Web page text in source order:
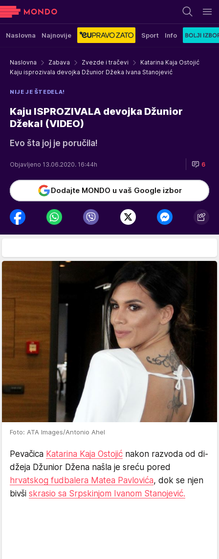
Naslovna Najnovije Sport Info
Naslovna Zabava Zvezde i tračevi
Katarina Kaja Ostojić
Kaju isprozivala devojka Džunior Džeka Ivana Stanojević
NIJE JE ŠTEDELA!
Kaju ISPROZIVALA devojka Džunior
Džeka! (VIDEO)
Evo šta joj je poručila!
Objavljeno 13.06.2020. 16:44h 6
Dodajte MONDO u vaš Google izbor
Foto: ATA Images/Antonio Ahel
Pevačica Katarina Kaja Ostojić nakon razvoda od di-
džeja Džunior Džena našla je sreću pored
hrvatskog fudbalera Matea Pavlovića, dok se njen
bivši skrasio sa Srpskinjom Ivanom Stanojević.